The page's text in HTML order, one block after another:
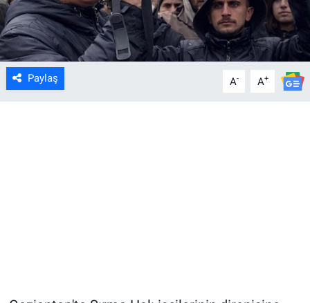
Paylaş A- A+